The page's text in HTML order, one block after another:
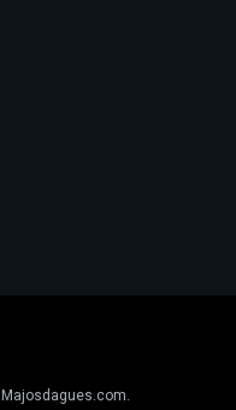
Majosdagues.com.